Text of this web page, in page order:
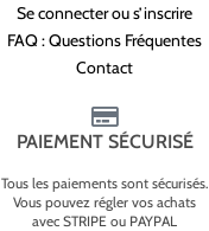
Se connecter ou s’inscrire
FAQ : Questions Fréquentes
Contact
PAIEMENT SÉCURISÉ
Tous les paiements sont sécurisés.
Vous pouvez régler vos achats
avec STRIPE ou PAYPAL